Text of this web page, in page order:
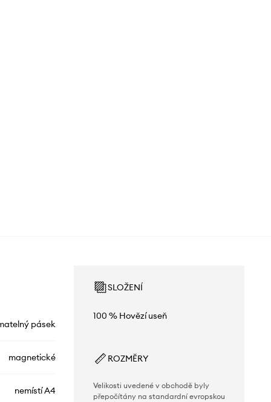
pásek
magnetické
nemístí A4
SLOŽENÍ
100 % Hovězí useň
ROZMĚRY
Velikosti uvedené v obchodě byly
přepočítány na standardní evropskou